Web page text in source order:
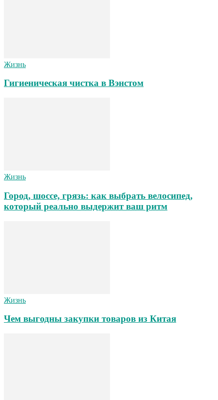
Жизнь
Гигиеническая чистка в Вэнстом
Жизнь
Город, шоссе, грязь: как выбрать велосипед,
который реально выдержит ваш ритм
Жизнь
Чем выгодны закупки товаров из Китая